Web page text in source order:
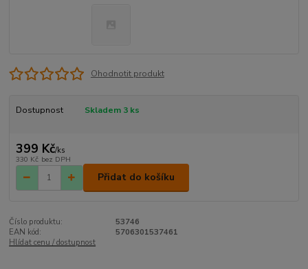
Ohodnotit produkt
Dostupnost Skladem 3 ks
399 Kč/ks
330 Kč bez DPH
Přidat do košíku
Číslo produktu:
53746
EAN kód:
5706301537461
Hlídat cenu / dostupnost